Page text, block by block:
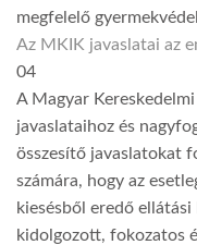
megfelelő
Az MKIK javaslatai az
04
A Magyar
javaslataihoz és
összesítő javaslatokat
számára, hogy az
kiesésből eredő
kidolgozott, fokozatos